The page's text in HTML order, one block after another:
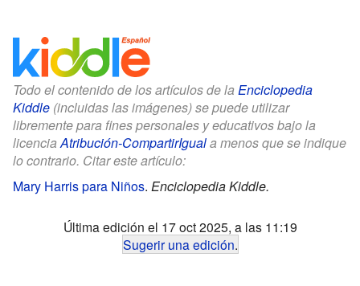
Todo el contenido de los artículos de la Enciclopedia
Kiddle (incluidas las imágenes) se puede utilizar
libremente para fines personales y educativos bajo la
licenciaAtribución-CompartirIguala menos que se indique
lo contrario. Citar este artículo:
Mary Harris para Niños. Enciclopedia Kiddle.
Última edición el 17 oct 2025, a las 11:19
Sugerir una edición.